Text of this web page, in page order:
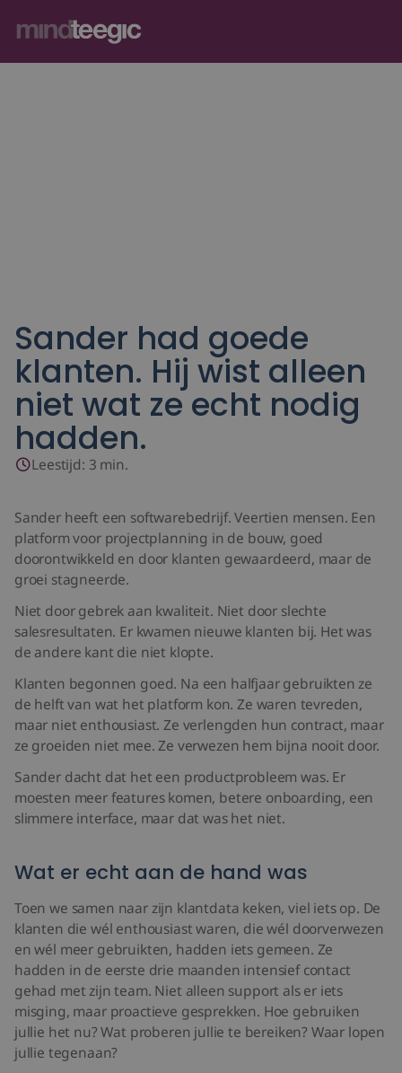
Strategisch partner
Strategie & go
Groeifase test
Sander had goede
klanten. Hij wist alleen
niet wat ze echt nodig
hadden.
Leestijd: 3 min.
Sander heeft een softwarebedrijf. Veertien mensen. Een
platform voor projectplanning in de bouw, goed
doorontwikkeld en door klanten gewaardeerd, maar de
groei stagneerde.
Niet door gebrek aan kwaliteit. Niet door slechte
salesresultaten. Er kwamen nieuwe klanten bij. Het was
de andere kant die niet klopte.
Klanten begonnen goed. Na een halfjaar gebruikten ze
de helft van wat het platform kon. Ze waren tevreden,
maar niet enthousiast. Ze verlengden hun contract, maar
ze groeiden niet mee. Ze verwezen hem bijna nooit door.
Sander dacht dat het een productprobleem was. Er
moesten meer features komen, betere onboarding, een
slimmere interface, maar dat was het niet.
Wat er echt aan de hand was
Toen we samen naar zijn klantdata keken, viel iets op. De
klanten die wél enthousiast waren, die wél doorverwezen
en wél meer gebruikten, hadden iets gemeen. Ze
hadden in de eerste drie maanden intensief contact
gehad met zijn team. Niet alleen support als er iets
misging, maar proactieve gesprekken. Hoe gebruiken
jullie het nu? Wat proberen jullie te bereiken? Waar lopen
jullie tegenaan?